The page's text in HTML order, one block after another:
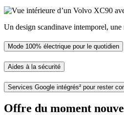
Un design scandinave intemporel,
Mode 100% électrique pour le quotidien
Aides à la sécurité
Services Google intégrés² pour rester
Offre du moment